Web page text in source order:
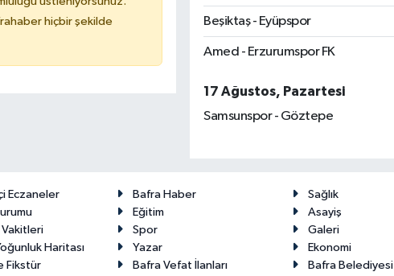
hiçbir şekilde
Beşiktaş - Eyüpspor
Amed - Erzurumspor FK
17 Ağustos, Pazartesi
Samsunspor - Göztepe
Eczaneler
Vakitleri
Haritası
Fikstür
Bafra Haber
Sağlık
Eğitim
Asayiş
Spor
Galeri
Yazar
Ekonomi
Bafra Vefat İlanları
Bafra Belediyesi